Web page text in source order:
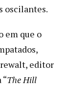
oscilantes.
em que o
editor
The Hill